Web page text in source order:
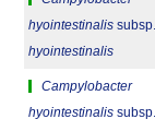
hyointestinalis subsp.
hyointestinalis
Campylobacter
hyointestinalis subsp.